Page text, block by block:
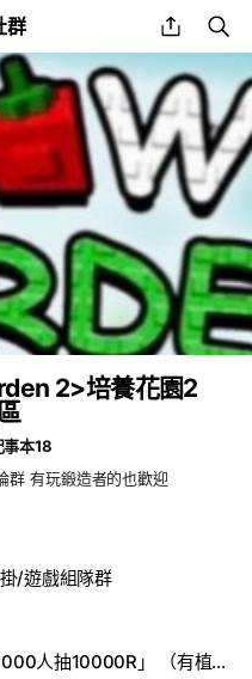
群 share
2>培養花園2
事本18
群 有玩鍛造者的也歡迎
/遊戲組隊群
Roblox 交易/討論群 「1000人抽10000R」 （有植物大戰腦紅和偷走腦紅或各遊戲的抽獎）